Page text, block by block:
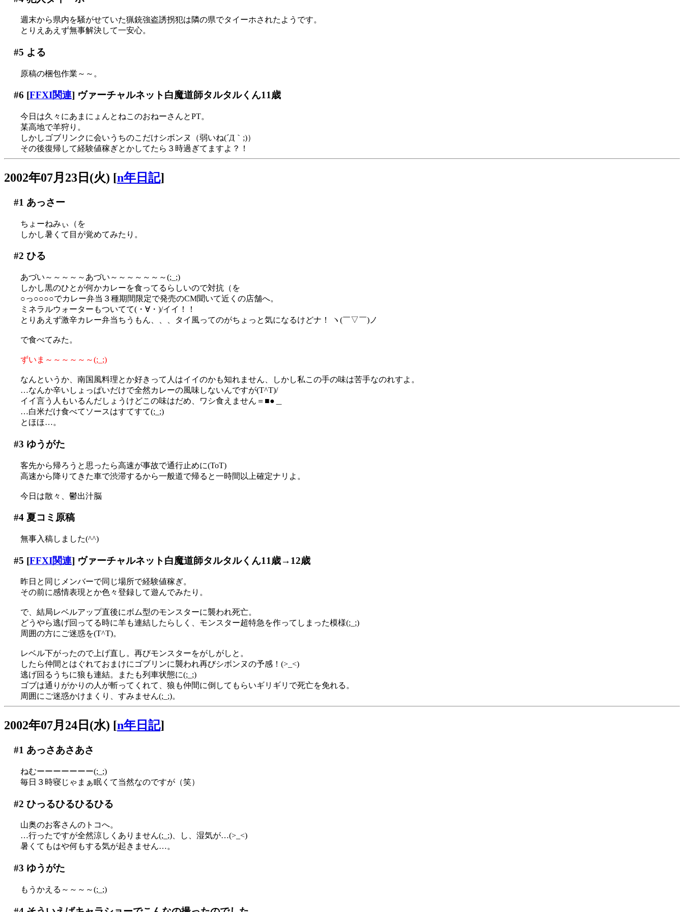
週末から県内を騒がせていた猟銃強盗誘拐犯は隣の県でタイーホされたようです。
とりえあえず無事解決して一安心。
#5 よる
原稿の梱包作業～～。
#6 [FFXI関連] ヴァーチャルネット白魔道師タルタルくん11歳
今日は久々にあまにょんとねこのおねーさんとPT。
某高地で羊狩り。
しかしゴブリンクに会いうちのこだけシボンヌ（弱いね(´Д｀;)）
その後復帰して経験値稼ぎとかしてたら３時過ぎてますよ？！
2002年07月23日(火) [n年日記]
#1 あっさー
ちょーねみぃ（を
しかし暑くて目が覚めてみたり。
#2 ひる
あづい～～～～～あづい～～～～～～～(;_;)
しかし黒のひとが何かカレーを食ってるらしいので対抗（を
○っ○○○○でカレー弁当３種期間限定で発売のCM聞いて近くの店舗へ。
ミネラルウォーターもついてて(・∀・)/イイ！！
とりあえず激辛カレー弁当ちうもん、、、タイ風ってのがちょっと気になるけどナ！ ヽ(￣▽￣)ノ
で食べてみた。
ずいま～～～～～～(;_;)
なんというか、南国風料理とか好きって人はイイのかも知れません、しかし私この手の味は苦手なのれすよ。
…なんか辛いしょっぱいだけで全然カレーの風味しないんですが(T^T)/
イイ言う人もいるんだしょうけどこの味はだめ、ワシ食えません＝■●＿
…白米だけ食べてソースはすてすて(;_;)
とほほ…。
#3 ゆうがた
客先から帰ろうと思ったら高速が事故で通行止めに(ToT)
高速から降りてきた車で渋滞するから一般道で帰ると一時間以上確定ナリよ。
今日は散々、鬱出汁脳
#4夏コミ原稿
無事入稿しました(^^)
#5 [FFXI関連] ヴァーチャルネット白魔道師タルタルくん11歳→12歳
昨日と同じメンバーで同じ場所で経験値稼ぎ。
その前に感情表現とか色々登録して遊んでみたり。
で、結局レベルアップ直後にボム型のモンスターに襲われ死亡。
どうやら逃げ回ってる時に羊も連結したらしく、モンスター超特急を作ってしまった模様(;_;)
周囲の方にご迷惑を(T^T)。
レベル下がったので上げ直し。再びモンスターをがしがしと。
したら仲間とはぐれておまけにゴブリンに襲われ再びシボンヌの予感！(>_<)
逃げ回るうちに狼も連結。またも列車状態に(;_;)
ゴブは通りがかりの人が斬ってくれて、狼も仲間に倒してもらいギリギリで死亡を免れる。
周囲にご迷惑かけまくり、すみません(;_;)。
2002年07月24日(水) [n年日記]
#1 あっさあさあさ
ねむーーーーーーー(;_;)
毎日３時寝じゃまぁ眠くて当然なのですが（笑）
#2 ひっるひるひるひる
山奥のお客さんのトコへ。
…行ったですが全然涼しくありません(;_;)、し、湿気が…(>_<)
暑くてもはや何もする気が起きません…。
#3 ゆうがた
もうかえる～～～～(;_;)